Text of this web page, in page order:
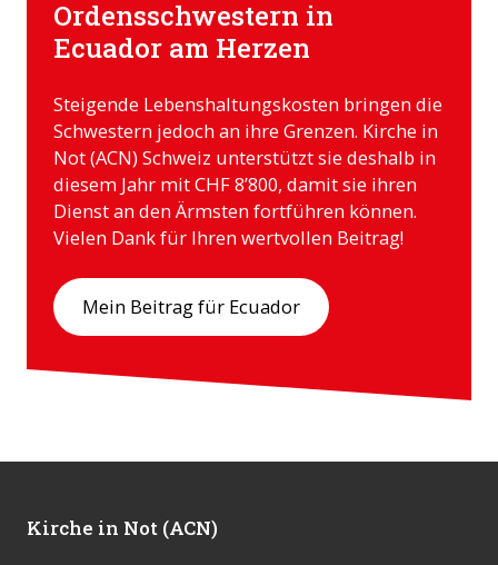
Ordensschwestern in
Ecuador am Herzen
Steigende Lebenshaltungskosten bringen die
Schwestern jedoch an ihre Grenzen. Kirche in
Not (ACN) Schweiz unterstützt sie deshalb in
diesem Jahr mit CHF 8’800, damit sie ihren
Dienst an den Ärmsten fortführen können.
Vielen Dank für Ihren wertvollen Beitrag!
Mein Beitrag für Ecuador
Kirche in Not (ACN)